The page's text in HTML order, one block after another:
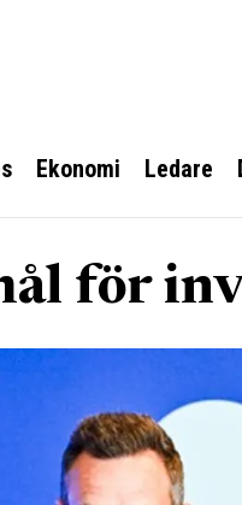
Ekonomi Ledare
för